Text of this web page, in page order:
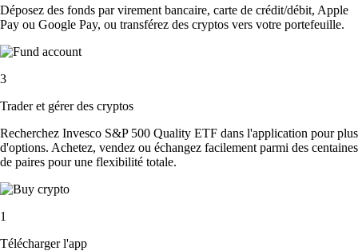
Déposez des fonds par virement bancaire, carte de crédit/débit, Apple
Pay ou Google Pay, ou transférez des cryptos vers votre portefeuille.
3
Trader et gérer des cryptos
Recherchez Invesco S&P 500 Quality ETF dans l'application pour plus
d'options. Achetez, vendez ou échangez facilement parmi des centaines
de paires pour une flexibilité totale.
1
Télécharger l'app